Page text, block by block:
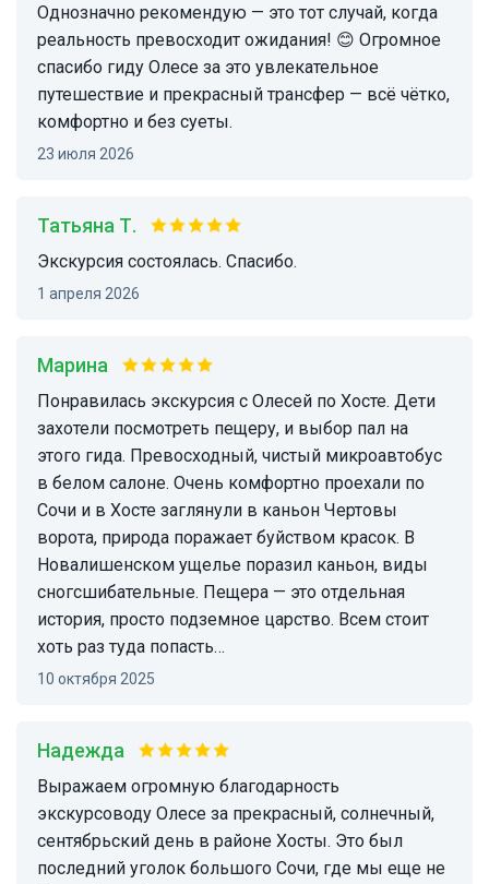
Однозначно рекомендую — это тот случай, когда
реальность превосходит ожидания! 😊 Огромное
спасибо гиду Олесе за это увлекательное
путешествие и прекрасный трансфер — всё чётко,
комфортно и без суеты.
23 июля 2026
Татьяна Т.
Экскурсия состоялась. Спасибо.
1 апреля 2026
Марина
Понравилась экскурсия с Олесей по Хосте. Дети
захотели посмотреть пещеру, и выбор пал на
этого гида. Превосходный, чистый микроавтобус
в белом салоне. Очень комфортно проехали по
Сочи и в Хосте заглянули в каньон Чертовы
ворота, природа поражает буйством красок. В
Новалишенском ущелье поразил каньон, виды
сногсшибательные. Пещера — это отдельная
история, просто подземное царство. Всем стоит
хоть раз туда попасть…
10 октября 2025
Надежда
Выражаем огромную благодарность
экскурсоводу Олесе за прекрасный, солнечный,
сентябрьский день в районе Хосты. Это был
последний уголок большого Сочи, где мы еще не